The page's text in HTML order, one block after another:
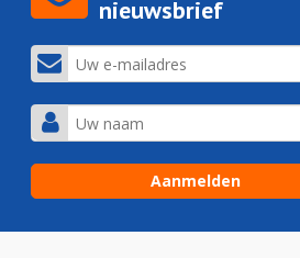
nieuwsbrief